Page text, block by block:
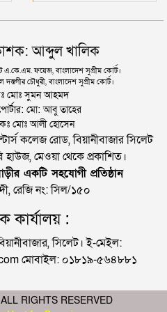
আব্দুল খালিক
ফয়েজ, বাংলাদেশ সুপ্রীম কোর্ট।
চৌধুরী, বাংলাদেশ সুপ্রীম কোর্ট।
মোঃ সুমন আহমদ
মো: আবু তাহের
মোঃ আলী হোসেন
কলেজ রোড, বিয়ানীবাজার সিলেট
হাউজ, মেওয়া থেকে প্রকাশিত।
একটি সহযোগী প্রতিষ্ঠান
রেজি নং: সিল/১৫০
কার্যালয় :
সিলেট। ই-মেইল:
মোবাইল: ০১৮১৯-৫৬৪৮৮১
RIGHTS RESERVED